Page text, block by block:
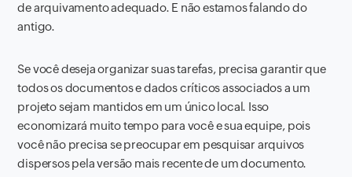
de arquivamento adequado. E não estamos falando do
antigo.
Se você deseja organizar suas tarefas, precisa garantir que
todos os documentos e dados críticos associados a um
projeto sejam mantidos em um único local. Isso
economizará muito tempo para você e sua equipe, pois
você não precisa se preocupar em pesquisar arquivos
dispersos pela versão mais recente de um documento.